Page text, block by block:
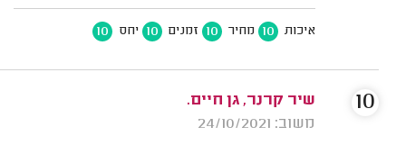
איכות 10 מחיר 10 זמנים 10 יחס 10
שיר קרנר, גן חיים.
משוב: 24/10/2021
10